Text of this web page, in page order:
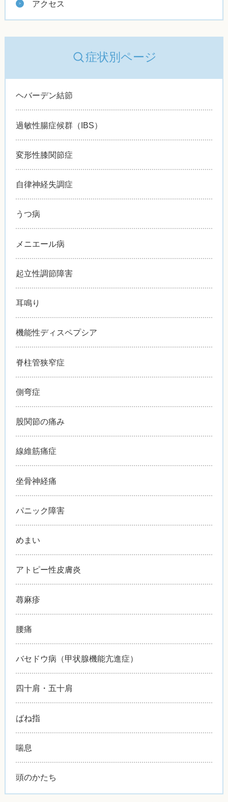
アクセス
症状別ページ
ヘバーデン結節
過敏性腸症候群（IBS）
変形性膝関節症
自律神経失調症
うつ病
メニエール病
起立性調節障害
耳鳴り
機能性ディスペプシア
脊柱管狭窄症
側弯症
股関節の痛み
線維筋痛症
坐骨神経痛
パニック障害
めまい
アトピー性皮膚炎
蕁麻疹
腰痛
バセドウ病（甲状腺機能亢進症）
四十肩・五十肩
ばね指
喘息
頭のかたち